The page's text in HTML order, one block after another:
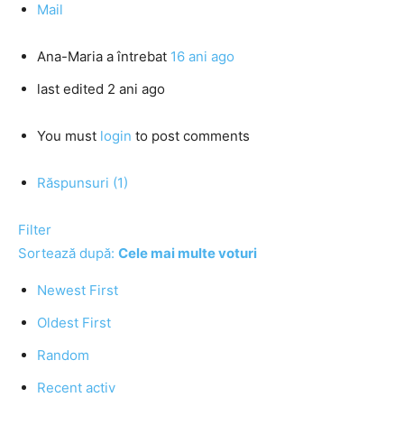
Mail
Ana-Maria a întrebat 16 ani ago
last edited 2 ani ago
You must login to post comments
Răspunsuri (1)
Filter
Sortează după: Cele mai multe voturi
Newest First
Oldest First
Random
Recent activ